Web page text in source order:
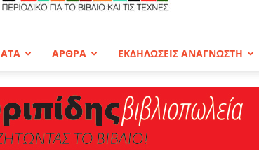
ΑΡΘΡΑ ΕΚΔΗΛΩΣΕΙΣ ΑΝΑΓΝΩΣΤΗ